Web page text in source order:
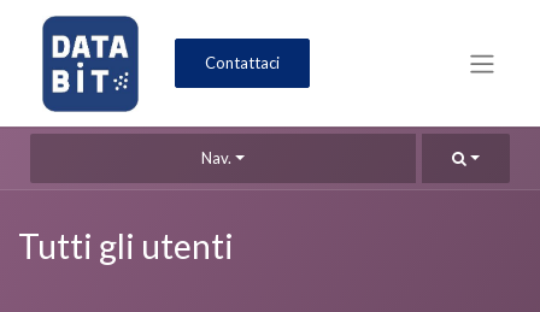
Contattaci
Nav.
Tutti gli utenti